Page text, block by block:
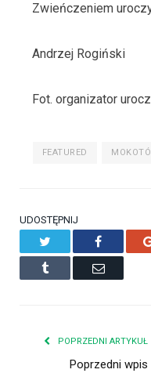
Zwieńczeniem
Andrzej Rogiński
Fot. organizator
FEATURED
UDOSTĘPNIJ
Facebook
Tumblr Email
POPRZEDNI ARTYKUŁ
Poprzedni wpis